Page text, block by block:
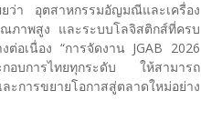
ยว่า อุตสาหกรรมอัญมณีและเครื่อง
ภาพสูง และระบบโลจิสติกส์ที่ครบ
ต่อเนื่อง “การจัดงาน JGAB 2026
กอบการไทยทุกระดับ ให้สามารถ
การขยายโอกาสสู่ตลาดใหม่อย่าง